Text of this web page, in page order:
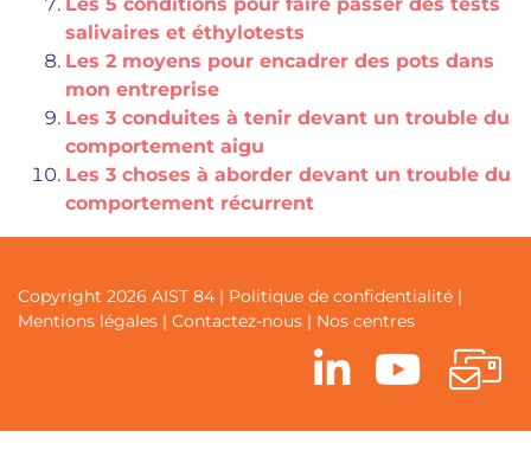
salivaires et éthylotests
Les 2 moyens pour encadrer des pots dans
mon entreprise
Les 3 conduites à tenir devant un trouble du
comportement aigu
Les 3 choses à aborder devant un trouble du
comportement récurrent
Copyright 2026 AIST 84 | Politique de confidentialité |
Mentions légales | Contactez-nous | Nos centres